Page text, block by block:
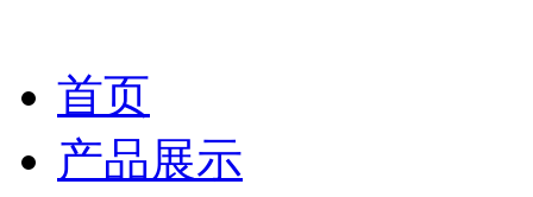
首页
产品展示